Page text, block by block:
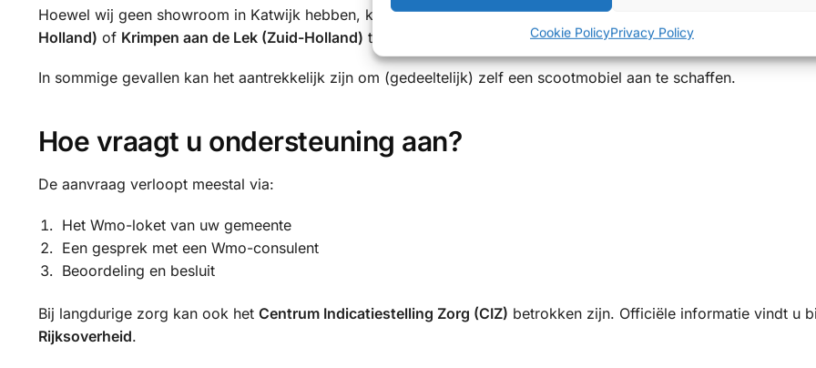
Cookie PolicyPrivacy Policy
Hoewel wij geen showroom in Katwijk hebben, kiezen veel klanten uit Katwijk ervoor onze showroom in
Holland) of Krimpen aan de Lek (Zuid-Holland) te bezoeken voor persoonlijk advies over alternatieve
In sommige gevallen kan het aantrekkelijk zijn om (gedeeltelijk) zelf een scootmobiel aan te schaffen.
Hoe vraagt u ondersteuning aan?
De aanvraag verloopt meestal via:
Het Wmo-loket van uw gemeente
Een gesprek met een Wmo-consulent
Beoordeling en besluit
Bij langdurige zorg kan ook het Centrum Indicatiestelling Zorg (CIZ) betrokken zijn. Officiële informatie vindt u
Rijksoverheid.